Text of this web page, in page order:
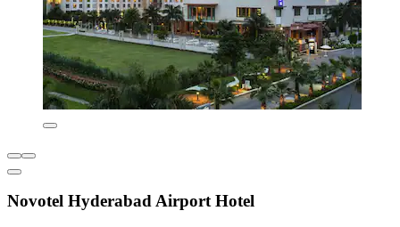
Novotel Hyderabad Airport Hotel